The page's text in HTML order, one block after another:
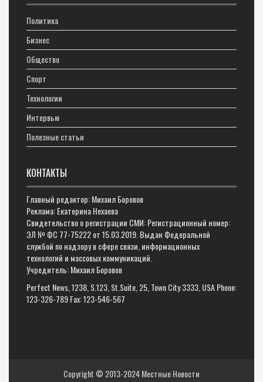
Политика
Бизнес
Общество
Спорт
Технологии
Интервью
Полезные статьи
КОНТАКТЫ
Главный редактор: Михаил Боровов
Реклама: Екатерина Нехаева
Свидетельство о регистрации СМИ: Регистрационный номер:
ЭЛ № ФС 77-75222 от 15.03.2019. Выдан Федеральной
службой по надзору в сфере связи, информационных
технологий и массовых коммуникаций.
Учредитель: Михаил Боровов
Perfect News, 1238, S.123, St.Suite, 25, Town City 3333, USA Phone:
123-326-789 Fax: 123-546-567
Copyright © 2013-2024Местные Новости